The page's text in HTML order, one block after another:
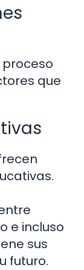
que
e incluso
sus
futuro.